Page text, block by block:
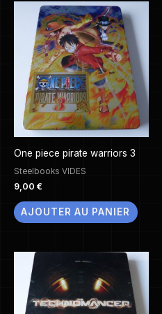
One piece pirate warriors 3
Steelbooks VIDES
9,00 €
AJOUTER AU PANIER